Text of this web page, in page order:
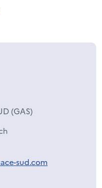
(GAS)
sud.com